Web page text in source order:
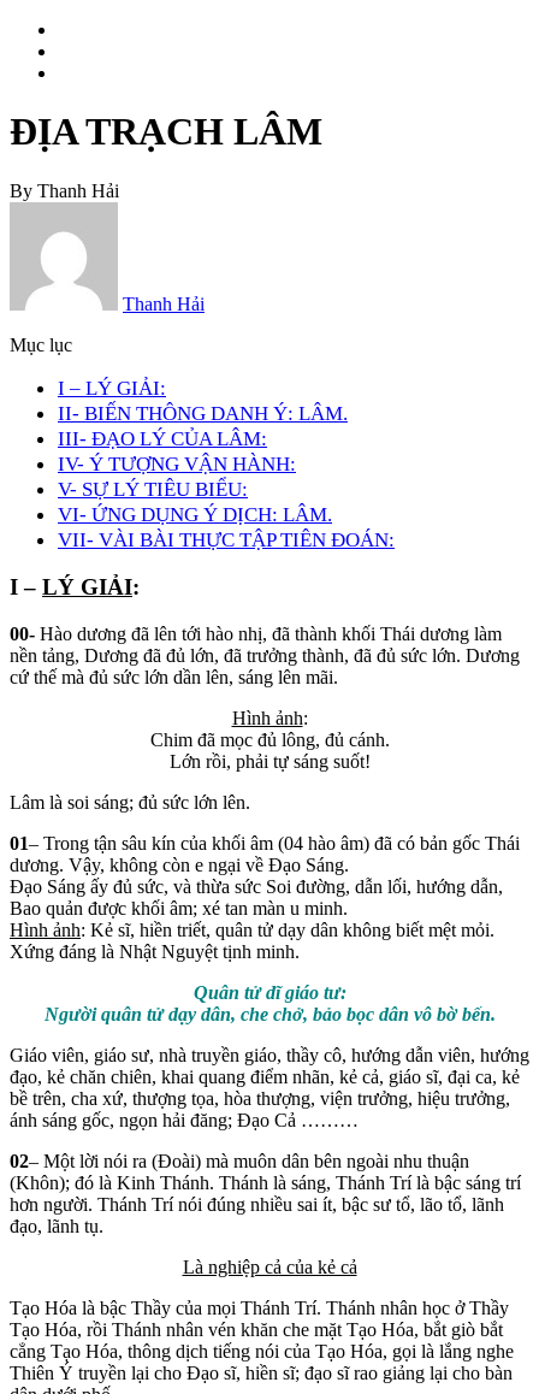
ĐỊA TRẠCH LÂM
By Thanh Hải
Thanh Hải
Mục lục
I – LÝ GIẢI:
II- BIẾN THÔNG DANH Ý: LÂM.
III- ĐẠO LÝ CỦA LÂM:
IV- Ý TƯỢNG VẬN HÀNH:
V- SỰ LÝ TIÊU BIỂU:
VI- ỨNG DỤNG Ý DỊCH: LÂM.
VII- VÀI BÀI THỰC TẬP TIÊN ĐOÁN:
I – LÝ GIẢI:
00- Hào dương đã lên tới hào nhị, đã thành khối Thái dương làm
nền tảng, Dương đã đủ lớn, đã trưởng thành, đã đủ sức lớn. Dương
cứ thế mà đủ sức lớn dần lên, sáng lên mãi.
Hình ảnh:
Chim đã mọc đủ lông, đủ cánh.
Lớn rồi, phải tự sáng suốt!
Lâm là soi sáng; đủ sức lớn lên.
01– Trong tận sâu kín của khối âm (04 hào âm) đã có bản gốc Thái
dương. Vậy, không còn e ngại về Đạo Sáng.
Đạo Sáng ấy đủ sức, và thừa sức Soi đường, dẫn lối, hướng dẫn,
Bao quản được khối âm; xé tan màn u minh.
Hình ảnh: Kẻ sĩ, hiền triết, quân tử dạy dân không biết mệt mỏi.
Xứng đáng là Nhật Nguyệt tịnh minh.
Quân tử dĩ giáo tư:
Người quân tử dạy dân, che chở, bảo bọc dân vô bờ bến.
Giáo viên, giáo sư, nhà truyền giáo, thầy cô, hướng dẫn viên, hướng
đạo, kẻ chăn chiên, khai quang điểm nhãn, kẻ cả, giáo sĩ, đại ca, kẻ
bề trên, cha xứ, thượng tọa, hòa thượng, viện trưởng, hiệu trưởng,
ánh sáng gốc, ngọn hải đăng; Đạo Cả ………
02– Một lời nói ra (Đoài) mà muôn dân bên ngoài nhu thuận
(Khôn); đó là Kinh Thánh. Thánh là sáng, Thánh Trí là bậc sáng trí
hơn người. Thánh Trí nói đúng nhiều sai ít, bậc sư tổ, lão tổ, lãnh
đạo, lãnh tụ.
Là nghiệp cả của kẻ cả
Tạo Hóa là bậc Thầy của mọi Thánh Trí. Thánh nhân học ở Thầy
Tạo Hóa, rồi Thánh nhân vén khăn che mặt Tạo Hóa, bắt giò bắt
cẳng Tạo Hóa, thông dịch tiếng nói của Tạo Hóa, gọi là lắng nghe
Thiên Ý truyền lại cho Đạo sĩ, hiền sĩ; đạo sĩ rao giảng lại cho bàn